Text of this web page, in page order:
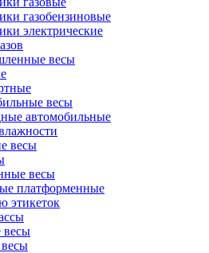
газобензиновые
электрические
весы
весы
автомобильные
весы
весы
платформенные
этикеток
весы